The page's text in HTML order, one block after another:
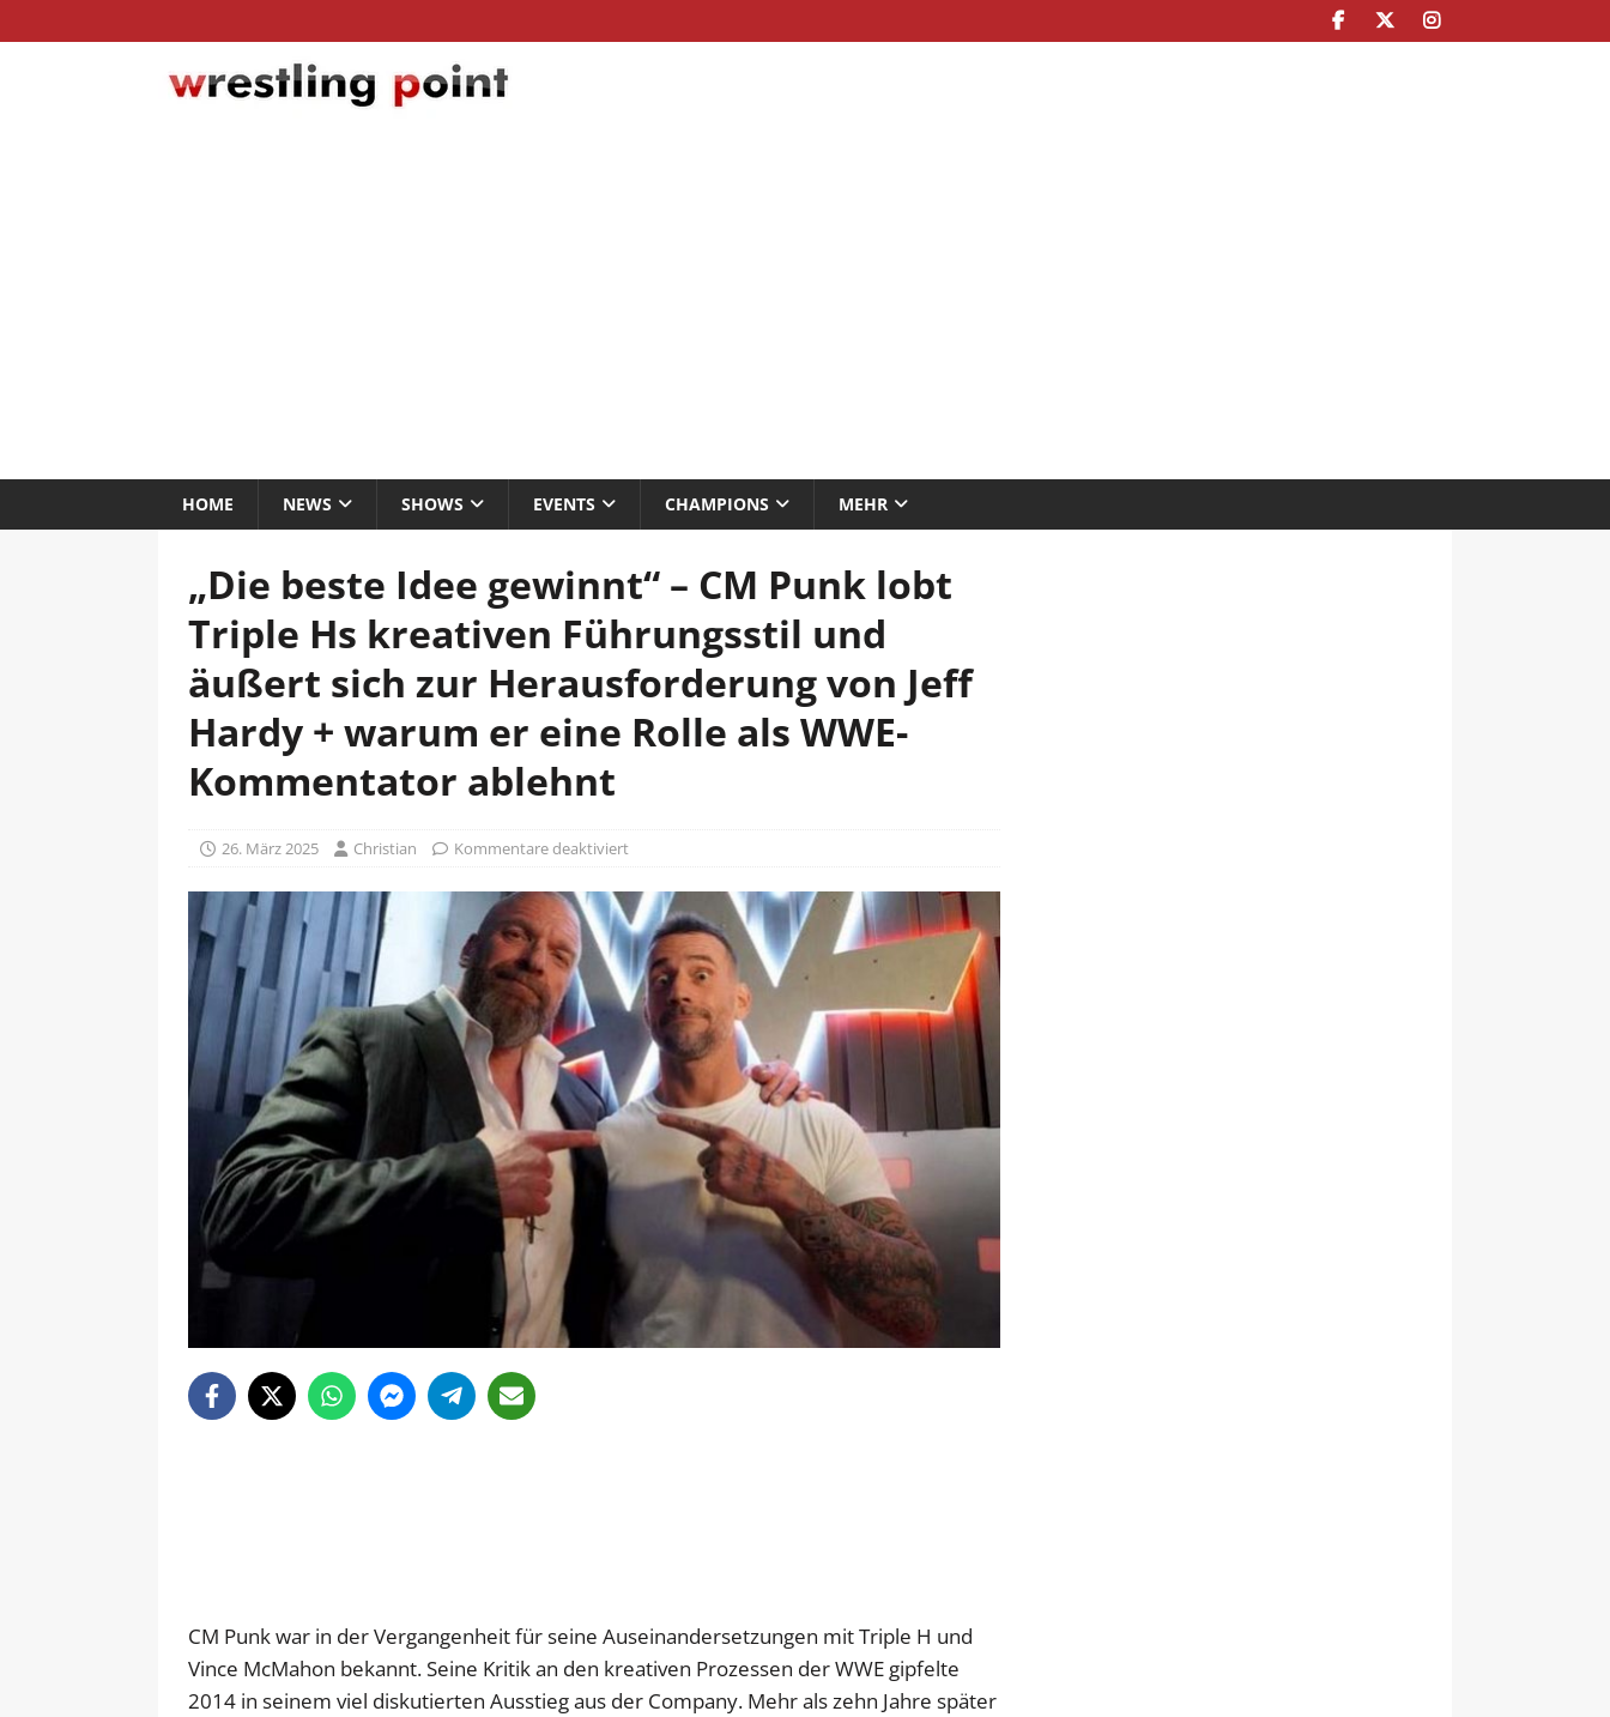
HOME NEWS SHOWS EVENTS CHAMPIONS MEHR
„Die beste Idee gewinnt“ – CM Punk lobt
Triple Hs kreativen Führungsstil und
äußert sich zur Herausforderung von Jeff
Hardy + warum er eine Rolle als WWE-
Kommentator ablehnt
26. März 2025 Christian Kommentare deaktiviert
CM Punk war in der Vergangenheit für seine Auseinandersetzungen mit Triple H und
Vince McMahon bekannt. Seine Kritik an den kreativen Prozessen der WWE gipfelte
2014 in seinem viel diskutierten Ausstieg aus der Company. Mehr als zehn Jahre später